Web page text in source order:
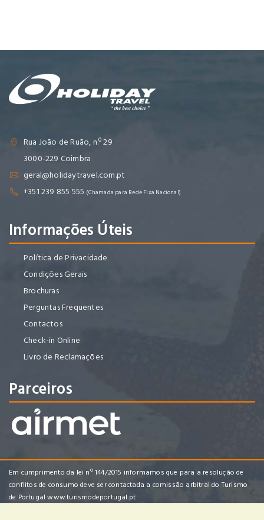
Rua João de Ruão, n.º 29
3000-229 Coimbra
geral@holidaytravel.com.pt
+351 239 855 555 (Chamada para Rede Fixa Nacional)
Informações Úteis
Política de Privacidade
Condições Gerais
Brochuras
Perguntas Frequentes
Contactos
Check-in Online
Livro de Reclamações
Parceiros
Em cumprimento da lei nº 144/2015 informamos que para a resolução de
conflitos de consumo deve ser contactada a comissão arbitral do Turismo
de Portugalwww.turismodeportugal.pt